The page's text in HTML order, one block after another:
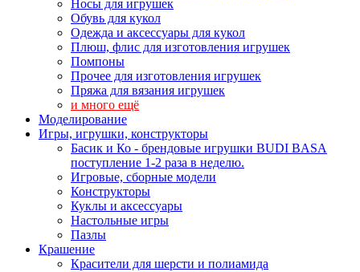
Носы для игрушек
Обувь для кукол
Одежда и аксессуары для кукол
Плюш, флис для изготовления игрушек
Помпоны
Прочее для изготовления игрушек
Пряжа для вязания игрушек
и много ещё
Моделирование
Игры, игрушки, конструкторы
Басик и Ко - брендовые игрушки BUDI BASA
поступление 1-2 раза в неделю.
Игровые, сборные модели
Конструкторы
Куклы и аксессуары
Настольные игры
Пазлы
Крашение
Красители для шерсти и полиамида